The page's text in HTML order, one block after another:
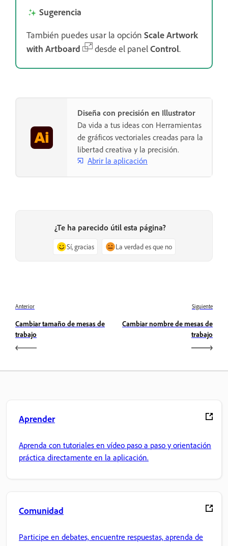
Sugerencia
También puedes usar la opción Scale Artwork
with Artboard
desde el panelControl.
Diseña con precisión en Illustrator
Da vida a tus ideas con Herramientas
de gráficos vectoriales creadas para la
libertad creativa y la precisión.
Abrir la aplicación
¿Te ha parecido útil esta página?
Sí, gracias La verdad es que no
Anterior
Cambiar tamaño de mesas de
trabajo
Siguiente
Cambiar nombre de mesas de
trabajo
Aprender
Aprenda con tutoriales en vídeo paso a paso y orientación
práctica directamente en la aplicación.
Comunidad
Participe en debates, encuentre respuestas, aprenda de